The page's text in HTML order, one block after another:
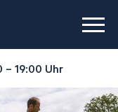
– 19:00 Uhr